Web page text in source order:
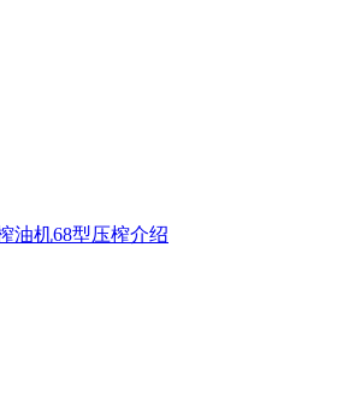
油机68型压榨介绍